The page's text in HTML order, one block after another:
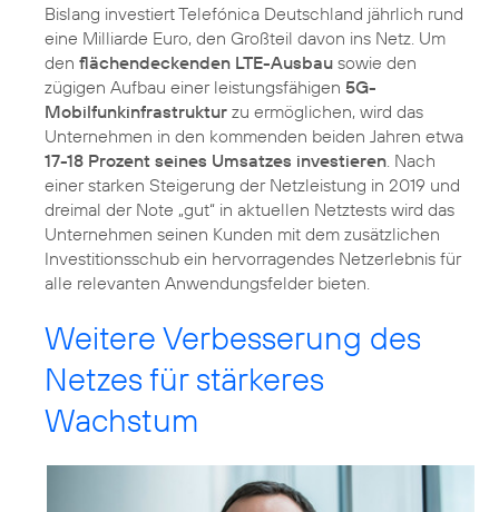
Bislang investiert Telefónica Deutschland jährlich rund
eine Milliarde Euro, den Großteil davon ins Netz. Um
den flächendeckenden LTE-Ausbau sowie den
zügigen Aufbau einer leistungsfähigen 5G-
Mobilfunkinfrastruktur zu ermöglichen, wird das
Unternehmen in den kommenden beiden Jahren etwa
17-18 Prozent seines Umsatzes investieren . Nach
einer starken Steigerung der Netzleistung in 2019 und
dreimal der Note „gut“ in aktuellen Netztests wird das
Unternehmen seinen Kunden mit dem zusätzlichen
Investitionsschub ein hervorragendes Netzerlebnis für
alle relevanten Anwendungsfelder bieten.
Weitere Verbesserung des
Netzes für stärkeres
Wachstum